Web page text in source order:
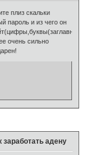
плиз скальки
пароль и из чего он
очень сильно
заработать адену